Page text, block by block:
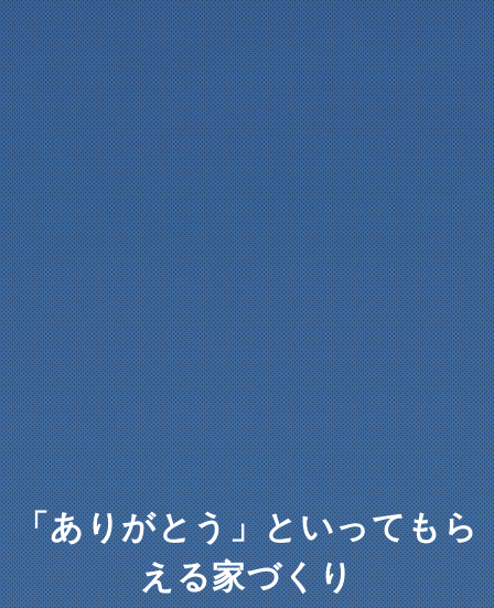
「ありがとう」といってもら
える家づくり